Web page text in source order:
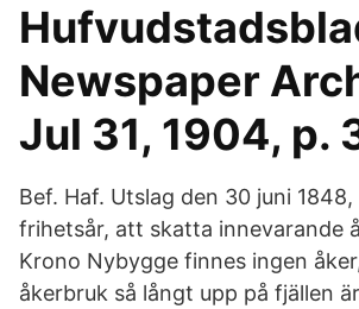
Newspaper
Jul 31, 1904, p.
Bef. Haf. Utslag den 30 juni 1848,
frihetsår, att skatta innevarande
Krono Nybygge finnes ingen
åkerbruk så långt upp på fjällen